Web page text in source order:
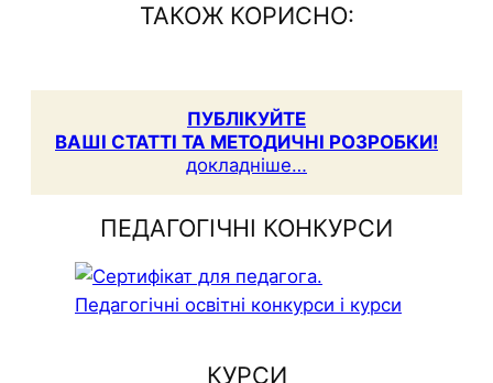
ТАКОЖ КОРИСНО:
ПУБЛІКУЙТЕ
ВАШІ СТАТТІ ТА МЕТОДИЧНІ РОЗРОБКИ!
докладніше…
ПЕДАГОГІЧНІ КОНКУРСИ
КУРСИ